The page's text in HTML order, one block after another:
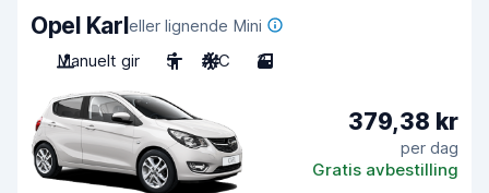
Opel Karleller lignende Mini
Manuelt gir
5 A/C 3
379,38 kr
per dag
Gratis avbestilling